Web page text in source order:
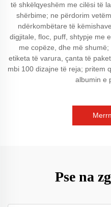
të shkëlqyeshëm me cilësi të
shërbime; ne përdorim
ndërkombëtare të
digjitale, floc, puff, shtypje me
me copëze, dhe më
etiketa të varura, çanta të
mbi 100 dizajne të reja; pritem
albumin e
Pse na